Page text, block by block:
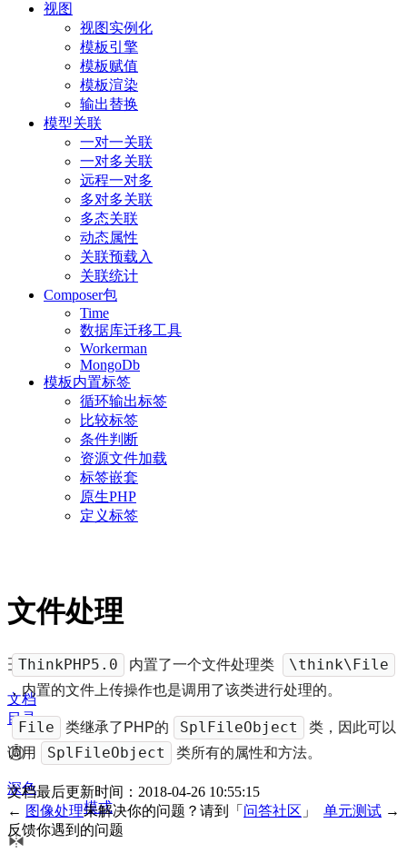
视图
视图实例化
模板引擎
模板赋值
模板渲染
输出替换
模型关联
一对一关联
一对多关联
远程一对多
多对多关联
多态关联
动态属性
关联预载入
关联统计
Composer包
Time
数据库迁移工具
Workerman
MongoDb
模板内置标签
循环输出标签
比较标签
条件判断
资源文件加载
标签嵌套
原生PHP
定义标签
文件处理
ThinkPHP5.0 内置了一个文件处理类 \think\File
，内置的文件上传操作也是调用了该类进行处理的。
File 类继承了PHP的 SplFileObject
类，因此可以
调用
SplFileObject 类所有的属性和方法。
文档最后更新时间：2018-04-26 10:55:15
← 图像处理 单元测试 →
未解决你的问题？请到「 问答社区 」
反馈你遇到的问题
文档
目录
深色
模式